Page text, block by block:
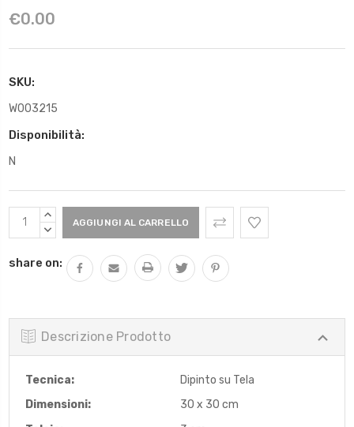
€0.00
SKU:
W003215
Disponibilità:
N
Scorta
Attuale:
AUMENTARE
QUANTITÀ:
DIMINUIRE
share on:
Descrizione Prodotto
Tecnica:
Dipinto su Tela
Dimensioni:
30 x 30 cm